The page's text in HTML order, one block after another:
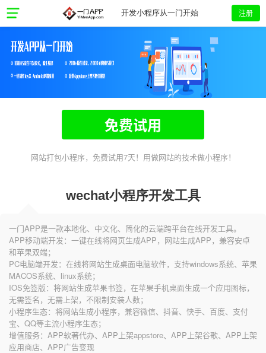
开发小程序从一门开始 注册
免费试用
网站打包小程序，免费试用7天！用做网站的技术做小程序！
wechat小程序开发工具
一门APP是一款本地化、中文化、简化的云端跨平台在线开发工具。
APP移动端开发：一键在线将网页生成APP，网站生成APP，兼容安卓
和苹果双端；
PC电脑端开发：在线将网站生成桌面电脑软件，支持windows系统、苹果
MACOS系统、linux系统；
IOS免签版：将网站生成苹果书签，在苹果手机桌面生成一个应用图标，
无需签名，无需上架，不限制安装人数；
小程序生态：将网站生成小程序，兼容微信、抖音、快手、百度、支付
宝、QQ等主流小程序生态；
增值服务：APP软著代办、APP上架appstore、APP上架谷歌、APP上架
应用商店、APP广告变现